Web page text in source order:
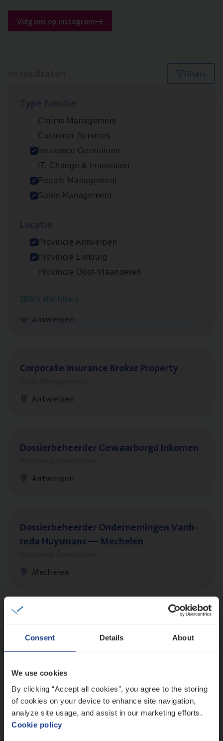
Consent Details About
We use cookies
By clicking “Accept all cookies”, you agree to the storing
of cookies on your device to enhance site navigation,
analyze site usage, and assist in our marketing efforts.
Cookie policy
Volg ons op instagram
Filters
Claims Management
Customer Services
Insurance Operations
IT, Change & Innovation
People Management
Sales Management
Provincie Antwerpen
Provincie Limburg
Provincie Oost-Vlaanderen
Wis alle filters
Advisor/​Configuratie ana­lyst Part­ner in
Benefits
Insurance Operations
Beveren
Antwerpen
Insurance Operations
Antwerpen
Cor­po­ra­te Insu­ran­ce Bro­ker Property
Antwerpen
Dos­sier­be­heer­der Gewaar­borgd Inkomen
Antwerpen
Dos­sier­be­heer­der Onder­ne­min­gen Van­b­
re­da Huys­mans — Mechelen
Mechelen
Dos­sier­be­heer­der Pro­per­ty verzekeringen
Insurance Operations
Antwerpen en Hasselt
Dos­sier­be­heer­der ver­ze­ke­rin­gen — Soci­al
Pro­fit en Public
Insurance Operations